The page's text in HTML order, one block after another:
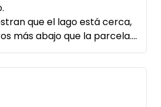
que el lago está cerca,
más abajo que la parcela.
a una escalera para
es precioso e invita a